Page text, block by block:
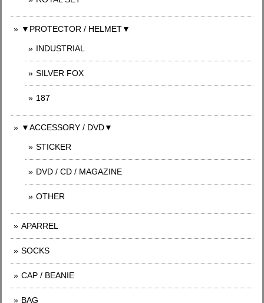
▼PROTECTOR / HELMET▼
INDUSTRIAL
SILVER FOX
187
▼ACCESSORY / DVD▼
STICKER
DVD / CD / MAGAZINE
OTHER
APARREL
SOCKS
CAP / BEANIE
BAG